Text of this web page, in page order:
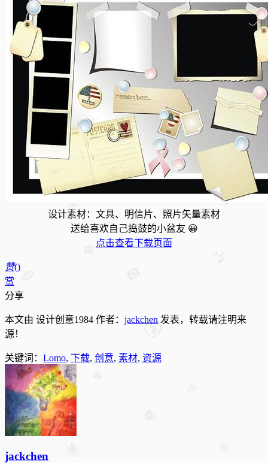
设计素材：文具、明信片、照片矢量素材
送给喜欢自己捣鼓的小盆友 😀
点击查看下载页面
赞()
赏
分享
本文由 设计创意1984 作者： jackchen 发表，转载请注明来
源！
关键词： Lomo, 下载, 创意, 素材, 资源
jackchen